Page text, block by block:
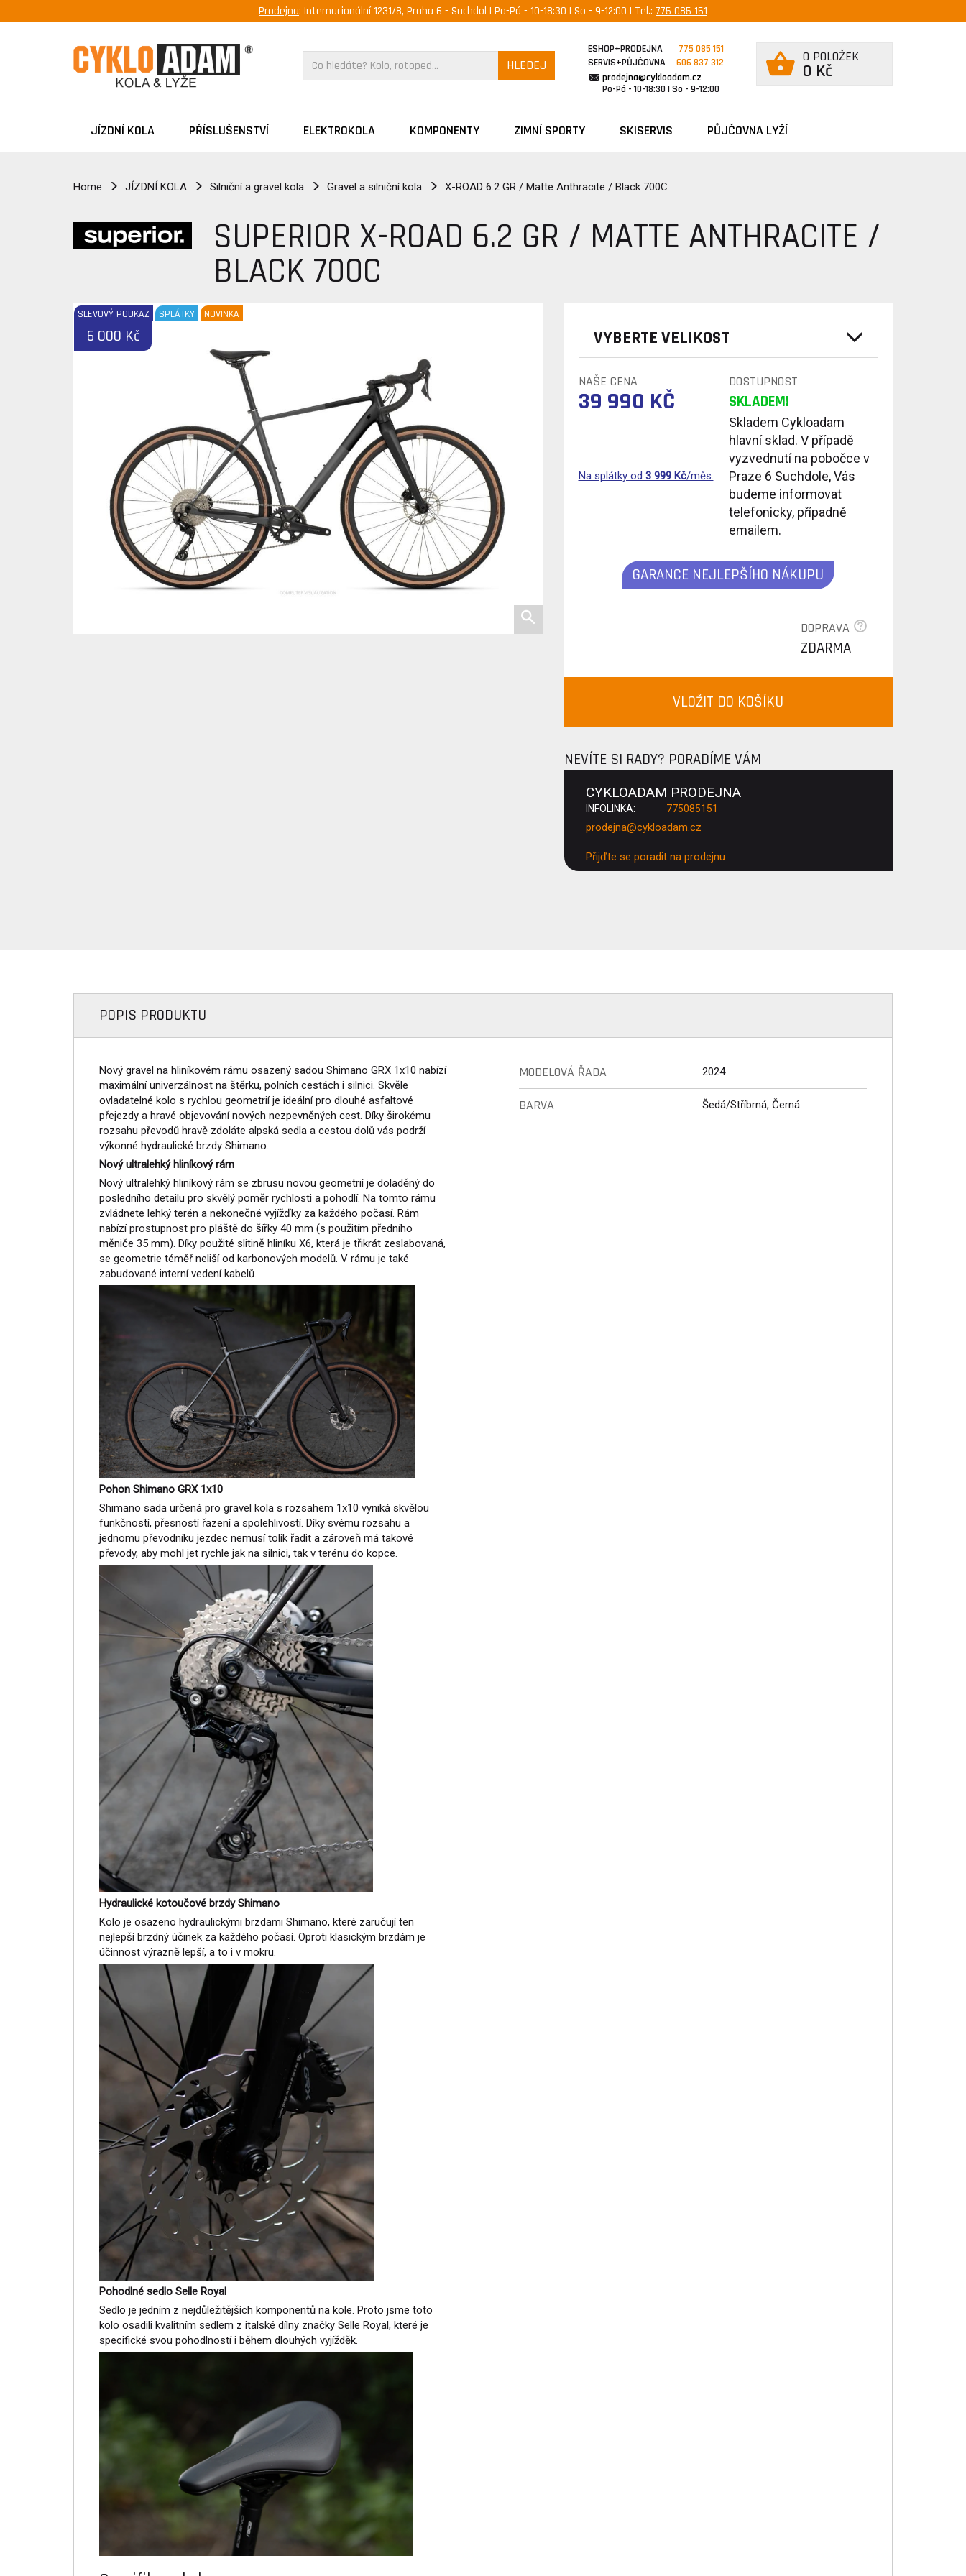
Prodejna: Internacionální 1231/8, Praha 6 - Suchdol | Po-Pá - 10-18:30 | So - 9-12:00 | Tel.: 775 085 151
HLEDEJ
ESHOP+PRODEJNA
775 085 151
SERVIS+PŮJČOVNA
606 837 312
prodejna@cykloadam.cz
Po-Pá - 10-18:30 | So - 9-12:00
0 POLOŽEK
0 Kč
JÍZDNÍ KOLA PŘÍSLUŠENSTVÍ ELEKTROKOLA KOMPONENTY ZIMNÍ SPORTY SKISERVIS PŮJČOVNA LYŽÍ
Home JÍZDNÍ KOLA Silniční a gravel kola Gravel a silniční kola X-ROAD 6.2 GR / Matte Anthracite / Black 700C
SUPERIOR X-ROAD 6.2 GR / MATTE ANTHRACITE /
BLACK 700C
SLEVOVÝ POUKAZ SPLÁTKY NOVINKA
6 000 Kč VYBERTE VELIKOST
NAŠE CENA DOSTUPNOST
39 990 KČ SKLADEM!
Na splátky od 3 999Kč/měs.
Skladem Cykloadam
hlavní sklad. V případě
vyzvednutí na pobočce v
Praze 6 Suchdole, Vás
budeme informovat
telefonicky, případně
emailem.
GARANCE NEJLEPŠÍHO NÁKUPU
DOPRAVA
ZDARMA
VLOŽIT DO KOŠÍKU
NEVÍTE SI RADY? PORADÍME VÁM
CYKLOADAM PRODEJNA
INFOLINKA: 775085151
prodejna@cykloadam.cz
Přijďte se poradit na prodejnu
POPIS PRODUKTU
Nový gravel na hliníkovém rámu osazený sadou Shimano GRX 1x10 nabízí
maximální univerzálnost na štěrku, polních cestách i silnici. Skvěle
ovladatelné kolo s rychlou geometrií je ideální pro dlouhé asfaltové
přejezdy a hravé objevování nových nezpevněných cest. Díky širokému
rozsahu převodů hravě zdoláte alpská sedla a cestou dolů vás podrží
výkonné hydraulické brzdy Shimano.
Nový ultralehký hliníkový rám
Nový ultralehký hliníkový rám se zbrusu novou geometrií je doladěný do
posledního detailu pro skvělý poměr rychlosti a pohodlí. Na tomto rámu
zvládnete lehký terén a nekonečné vyjížďky za každého počasí. Rám
nabízí prostupnost pro pláště do šířky 40 mm (s použitím předního
měniče 35 mm). Díky použité slitině hliníku X6, která je třikrát zeslabovaná,
se geometrie téměř neliší od karbonových modelů. V rámu je také
zabudované interní vedení kabelů.
Pohon Shimano GRX 1x10
Shimano sada určená pro gravel kola s rozsahem 1x10 vyniká skvělou
funkčností, přesností řazení a spolehlivostí. Díky svému rozsahu a
jednomu převodníku jezdec nemusí tolik řadit a zároveň má takové
převody, aby mohl jet rychle jak na silnici, tak v terénu do kopce.
Hydraulické kotoučové brzdy Shimano
Kolo je osazeno hydraulickými brzdami Shimano, které zaručují ten
nejlepší brzdný účinek za každého počasí. Oproti klasickým brzdám je
účinnost výrazně lepší, a to i v mokru.
Pohodlné sedlo Selle Royal
Sedlo je jedním z nejdůležitějších komponentů na kole. Proto jsme toto
kolo osadili kvalitním sedlem z italské dílny značky Selle Royal, které je
specifické svou pohodlností i během dlouhých vyjížděk.
MODELOVÁ ŘADA 2024
BARVA Šedá/Stříbrná, Černá